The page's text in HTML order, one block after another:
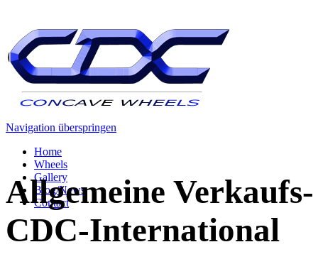
Navigation überspringen
Home
Wheels
Gallery
Blog/News
Contact
Allgemeine
CDC-International